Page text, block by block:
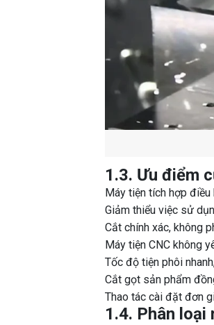
1.3. Ưu điểm
Máy tiện tích hợp
Giảm thiểu việc sử
Cắt chính xác, không
Máy tiện CNC không
Tốc độ tiện phôi
Cắt gọt sản phẩm
Thao tác cài đặt đơn
1.4. Phân loại